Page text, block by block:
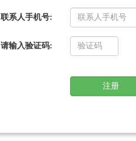
联系人手机号:
请输入验证码: